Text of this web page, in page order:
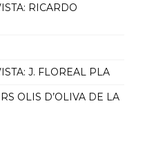
RICARDO
J. FLOREAL PLA
OLIS D’OLIVA DE LA